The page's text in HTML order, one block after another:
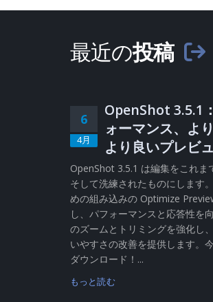
最近の投稿
6
4月
OpenShot 3.5.1
ォーマンス、よ
より良いプレビ
OpenShot 3.5.1 は編集をこれま
そして洗練されたものにします
めの組み込みの Optimize
し、パフォーマンスと応答性を
のズームとトリミングを強化し
いやすさの改善を提供します。
ダウンロード！...
もっと読む